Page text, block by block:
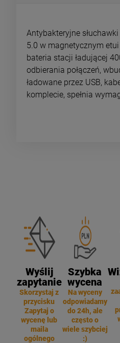
Antybakteryjne
5.0 w magnetycznym
bateria stacji ładującej
odbierania połączeń,
ładowane przez USB,
komplecie, spełnia
Wyślij
zapytanie
Skorzystaj z
przycisku
Zapytaj o
wycenę lub
maila
ogólnego
Szybka
wycena
Na wyceny
odpowiadamy
do 24h, ale
często o
wiele szybciej
:)